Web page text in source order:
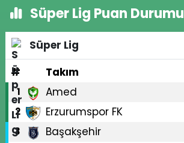
Süper Lig Puan Durumu
Süper Lig
#
Takım
1 Amed
2 Erzurumspor FK
3 Başakşehir